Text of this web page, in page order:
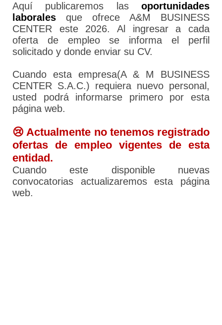
Aquí publicaremos las oportunidades
laborales que ofrece A&M BUSINESS
CENTER este 2026. Al ingresar a cada
oferta de empleo se informa el perfil
solicitado y donde enviar su CV.
Cuando esta empresa(A & M BUSINESS
CENTER S.A.C.) requiera nuevo personal,
usted podrá informarse primero por esta
página web.
😢 Actualmente no tenemos registrado
ofertas de empleo vigentes de esta
entidad.
Cuando este disponible nuevas
convocatorias actualizaremos esta página
web.